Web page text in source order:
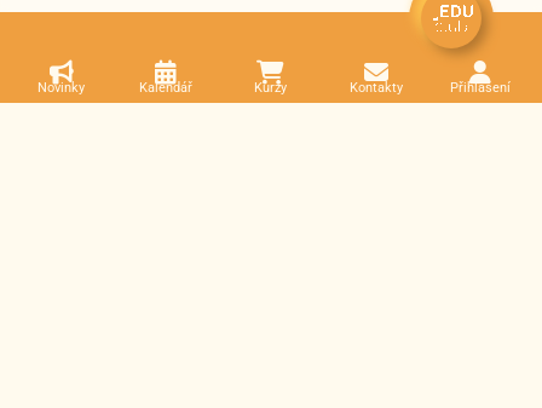
Novinky Kalendář Kurzy Kontakty Přihlášení